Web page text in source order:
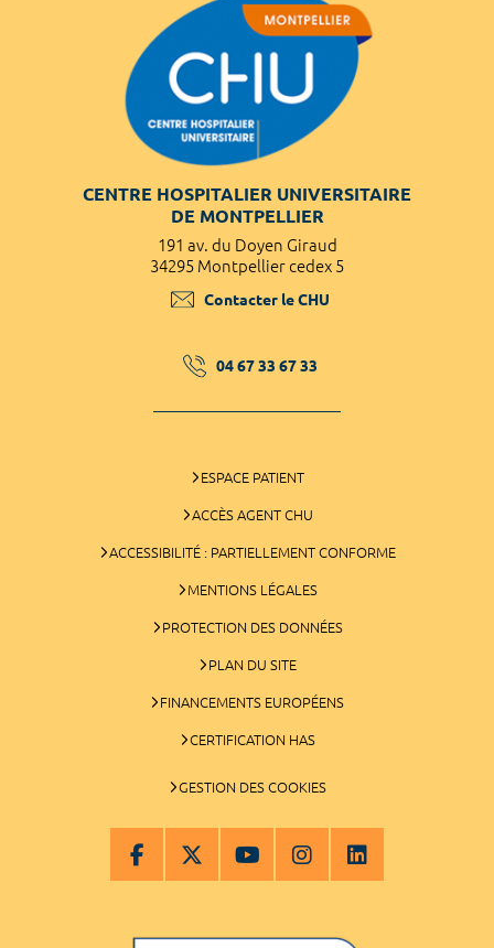
CENTRE HOSPITALIER UNIVERSITAIRE
DE MONTPELLIER
191 av. du Doyen Giraud
34295 Montpellier cedex 5
Contacter le CHU
04 67 33 67 33
ESPACE PATIENT
ACCÈS AGENT CHU
ACCESSIBILITÉ : PARTIELLEMENT CONFORME
MENTIONS LÉGALES
PROTECTION DES DONNÉES
PLAN DU SITE
FINANCEMENTS EUROPÉENS
CERTIFICATION HAS
GESTION DES COOKIES